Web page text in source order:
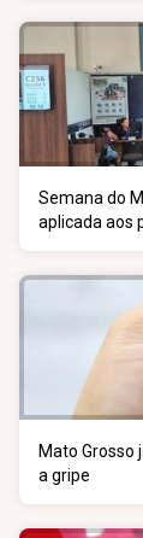
Semana do
aplicada aos
Mato Grosso
a gripe